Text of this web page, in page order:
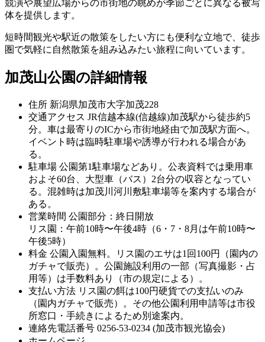
競演や展望広場からの市街地の眺めが季節ごとに異なる被写
体を提供します。
短時間観光や駅近の散策をしたい方にも便利な立地で、徒歩
圏で気軽に自然散策を組み込みたい旅程に向いています。
加茂山公園の詳細情報
住所 新潟県加茂市大字加茂228
交通アクセス JR信越本線(信越線)加茂駅から徒歩約5
分。車は最寄りのICから市街地経由で加茂駅方面へ。
イベント時は臨時駐車場や誘導が行われる場合があ
る。
駐車場 公園第1駐車場などあり。公表資料では乗用車
およそ60台、大型車（バス）2台分の収容となってい
る。混雑時は加茂川河川敷駐車場等を案内する場合が
ある。
営業時間 公園部分：終日開放
リス園：午前10時〜午後4時（6・7・8月は午前10時〜
午後5時）
料金 公園入園無料。リス園のエサは1回100円（園内の
ガチャで販売）。公園施設利用の一部（写真撮影・占
用等）は手数料あり（市の規定による）。
支払い方法 リス園の餌は100円硬貨での支払いのみ
（園内ガチャで販売）。その他公園利用申請等は市役
所窓口・手続きによるため別途案内。
連絡先電話番号 0256-53-0234 (加茂市観光協会)